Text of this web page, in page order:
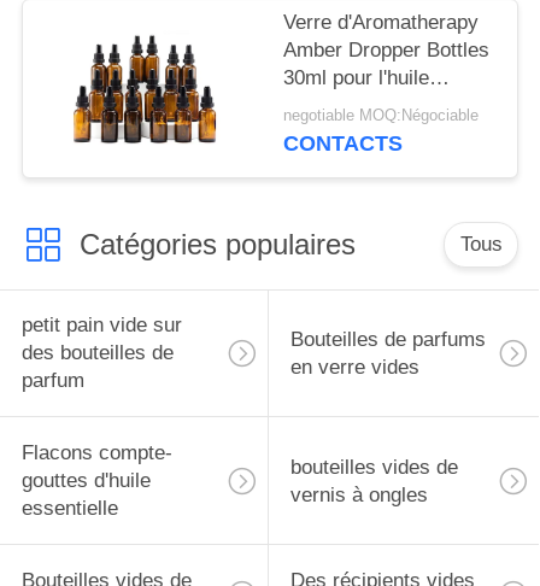
Verre d'Aromatherapy
Amber Dropper Bottles
30ml pour l'huile
essentielle
negotiable MOQ:Négociable
CONTACTS
Catégories populaires Tous
petit pain vide sur
des bouteilles de
parfum
Bouteilles de parfums
en verre vides
Flacons compte-
gouttes d'huile
essentielle
bouteilles vides de
vernis à ongles
Bouteilles vides de Des récipients vides